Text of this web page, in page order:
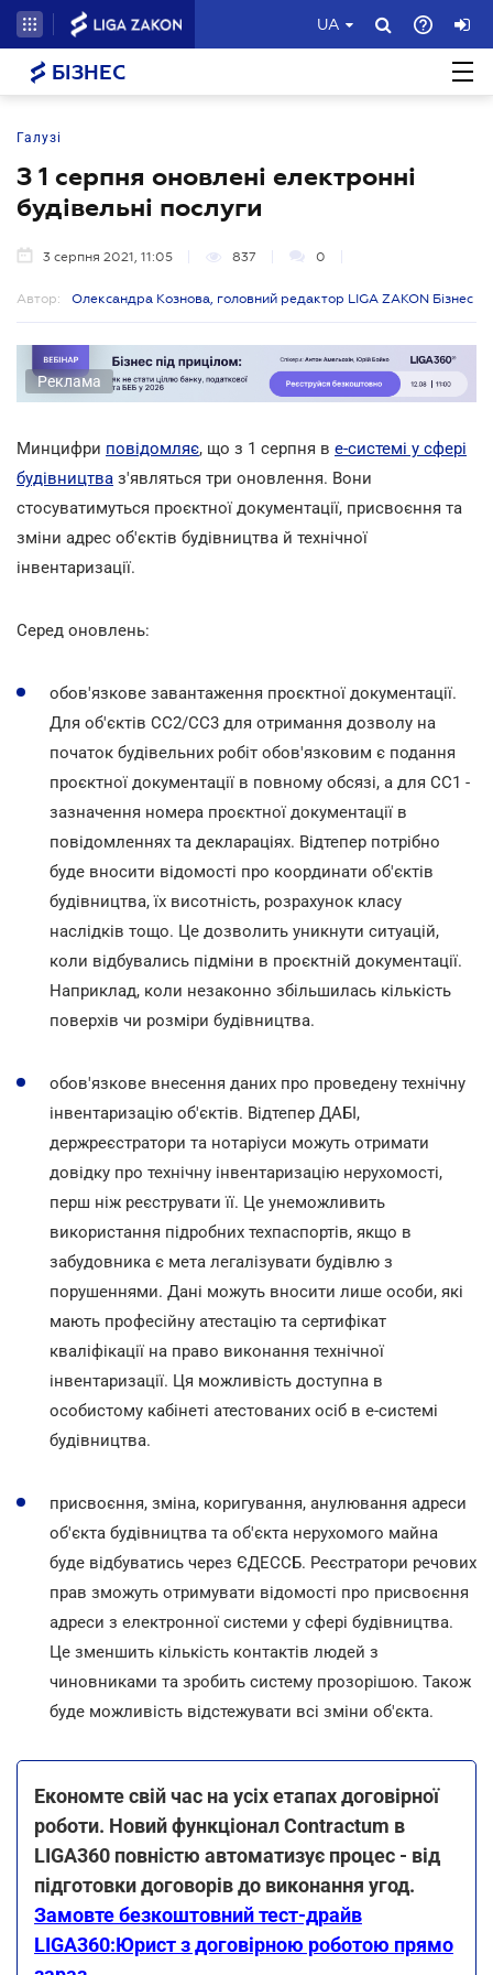
UA
БІЗНЕС
Галузі
З 1 серпня оновлені електронні
будівельні послуги
3 серпня 2021, 11:05 837 0
Автор: Олександра Кознова, головний редактор LIGA ZAKON Бізнес
Реклама
Минцифри повідомляє, що з 1 серпня в е-системі у сфері
будівництва з'являться три оновлення. Вони
стосуватимуться проєктної документації, присвоєння та
зміни адрес об'єктів будівництва й технічної
інвентаризації.
Серед оновлень:
обов'язкове завантаження проєктної документації.
Для об'єктів СС2/СС3 для отримання дозволу на
початок будівельних робіт обов'язковим є подання
проєктної документації в повному обсязі, а для СС1 -
зазначення номера проєктної документації в
повідомленнях та деклараціях. Відтепер потрібно
буде вносити відомості про координати об'єктів
будівництва, їх висотність, розрахунок класу
наслідків тощо. Це дозволить уникнути ситуацій,
коли відбувались підміни в проєктній документації.
Наприклад, коли незаконно збільшилась кількість
поверхів чи розміри будівництва.
обов'язкове внесення даних про проведену технічну
інвентаризацію об'єктів. Відтепер ДАБІ,
держреєстратори та нотаріуси можуть отримати
довідку про технічну інвентаризацію нерухомості,
перш ніж реєструвати її. Це унеможливить
використання підробних техпаспортів, якщо в
забудовника є мета легалізувати будівлю з
порушеннями. Дані можуть вносити лише особи, які
мають професійну атестацію та сертифікат
кваліфікації на право виконання технічної
інвентаризації. Ця можливість доступна в
особистому кабінеті атестованих осіб в е-системі
будівництва.
присвоєння, зміна, коригування, анулювання адреси
об'єкта будівництва та об'єкта нерухомого майна
буде відбуватись через ЄДЕССБ. Реєстратори речових
прав зможуть отримувати відомості про присвоєння
адреси з електронної системи у сфері будівництва.
Це зменшить кількість контактів людей з
чиновниками та зробить систему прозорішою. Також
буде можливість відстежувати всі зміни об'єкта.
Економте свій час на усіх етапах договірної
роботи. Новий функціонал Contractum в
LIGA360 повністю автоматизує процес - від
підготовки договорів до виконання угод.
Замовте безкоштовний тест-драйв
LIGA360:Юрист з договірною роботою прямо